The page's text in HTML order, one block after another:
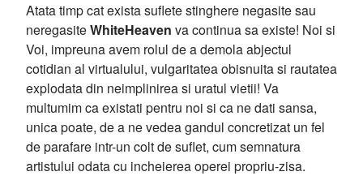
Atata timp cat exista suflete stinghere negasite sau
neregasiteWhiteHeaven va continua sa existe! Noi si
Voi, impreuna avem rolul de a demola abjectul
cotidian al virtualului, vulgaritatea obisnuita si rautatea
explodata din neimplinirea si uratul vietii! Va
multumim ca existati pentru noi si ca ne dati sansa,
unica poate, de a ne vedea gandul concretizat un fel
de parafare intr-un colt de suflet, cum semnatura
artistului odata cu incheierea operei propriu-zisa.